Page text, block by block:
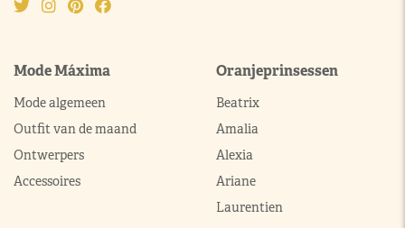
Mode Máxima
Mode algemeen
Outfit van de maand
Ontwerpers
Accessoires
Oranjeprinsessen
Beatrix
Amalia
Alexia
Ariane
Laurentien